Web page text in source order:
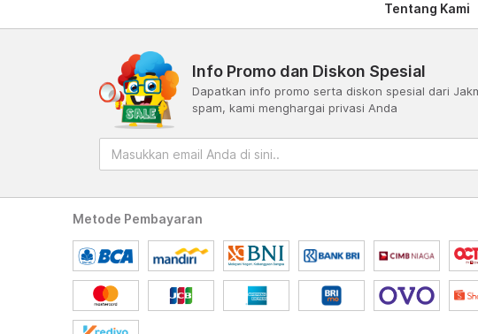
Tentang Kami
Info Promo dan Diskon Spesial
Dapatkan info promo serta diskon spesial dari
spam, kami menghargai privasi Anda
Metode Pembayaran